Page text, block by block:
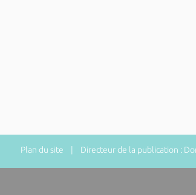
Plan du site | Directeur de la publication :